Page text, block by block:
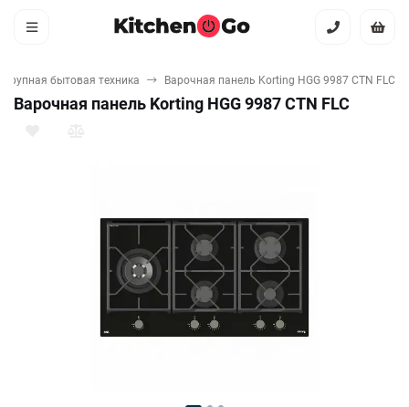
Крупная бытовая техника Варочная панель Korting HGG 9987 CTN FLC
Варочная панель Korting HGG 9987 CTN FLC